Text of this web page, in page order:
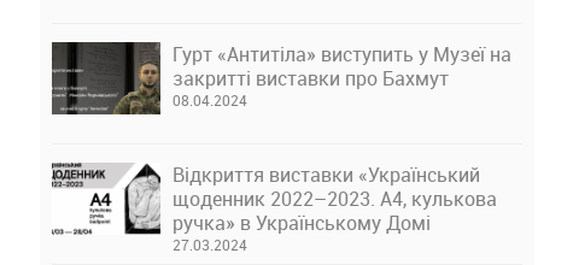
Гурт «Антитіла» виступить у Музеї на
закритті виставки про Бахмут
08.04.2024
Відкриття виставки «Український
щоденник 2022–2023. А4, кулькова
ручка» в Українському Домі
27.03.2024